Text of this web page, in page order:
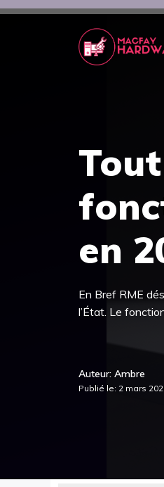
Aller
en
En Bref RME
l’État. Le
Auteur: Ambre
Publié le: 2 mars